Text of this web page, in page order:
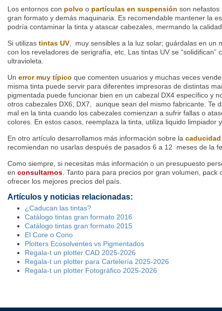
Los entornos con polvo o partículas en suspensión son nefastos
gran formato y demás maquinaria. Es recomendable mantener la
podría contaminar la tinta y atascar cabezales, mermando la
Si utilizas tintas UV , muy sensibles a la luz solar; guárdalas en un
con los reveladores de serigrafía, etc. Las tintas UV se “solidifican”
ultravioleta.
Un error muy típico que comenten usuarios y muchas veces
misma tinta puede servir para diferentes impresoras de distintas
pigmentada puede funcionar bien en un cabezal DX4 específico y
otros cabezales DX6, DX7, aunque sean del mismo fabricante . Te
mal en la tinta cuando los cabezales comienzan a sufrir fallas o
colores. En estos casos, reemplaza la tinta, utiliza liquido limpiador
En otro artículo desarrollamos más información sobre la
recomiendan no usarlas después de pasados 6 a 12 meses de la
Como siempre, si necesitas más información o un presupuesto
en consultarnos . Tanto para para precios por gran volumen,
ofrecer los mejores precios del país.
Artículos y noticias relacionadas:
¿Caducan las tintas?
Catálogo tintas gran formato 2016
Catálogo tintas gran formato 2015
El Core o Cono
Plotters Ecosolventes vs Pigmentados
Regala-t un plotter CAD 2025-2026
Regala-t un plotter para Cartelería 2025-2026
Regala-t un plotter Fotográfico 2025-2026